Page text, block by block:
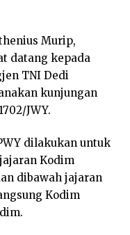
Murip,
datang kepada
TNI Dedi
kunjungan
JWY.
dilakukan untuk
Kodim
dibawah jajaran
Kodim